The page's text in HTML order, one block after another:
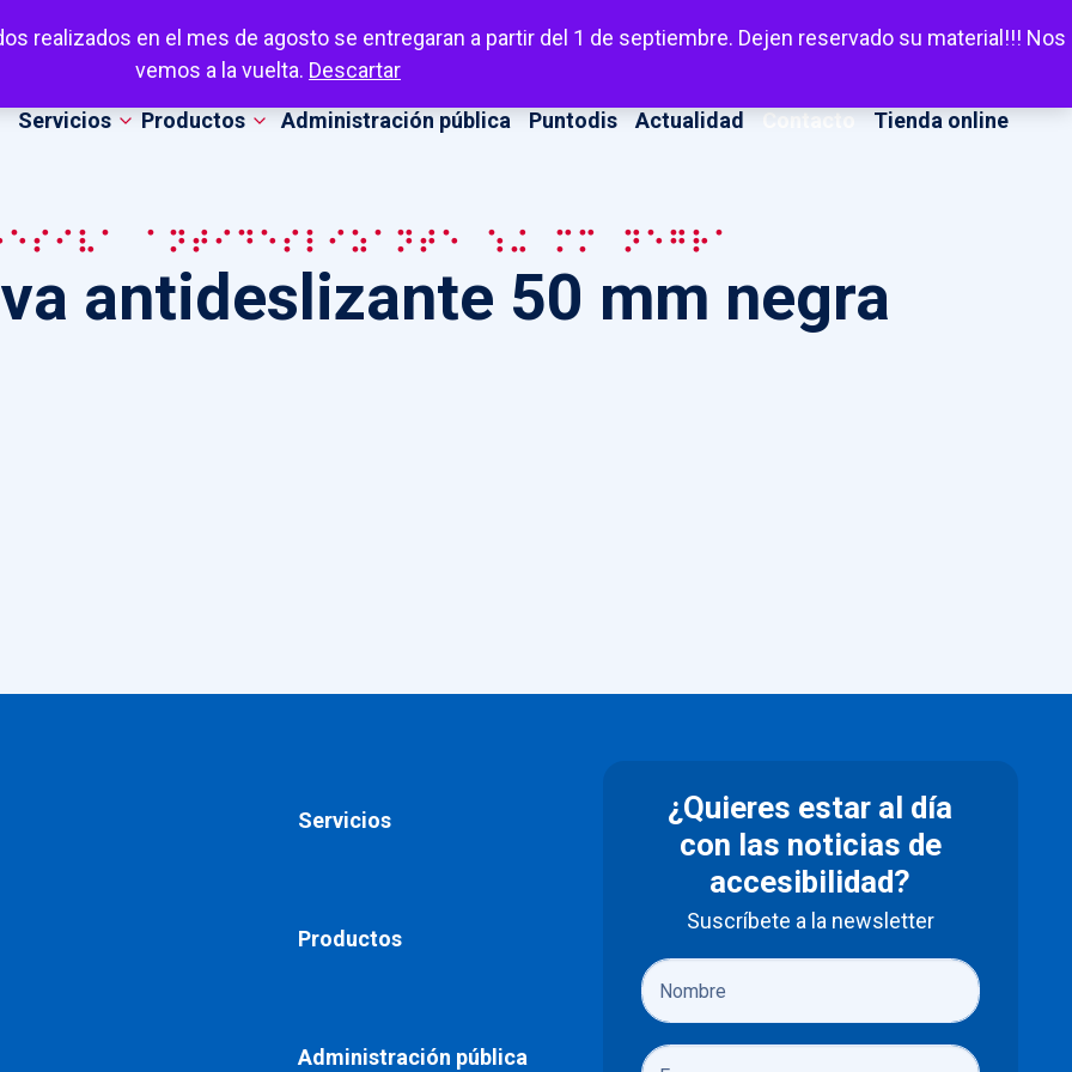
realizados en el mes de agosto se entregaran a partir del 1 de septiembre. Dejen reservado su material!!! Nos
vemos a la vuelta. Descartar
Escuchar
Servicios Productos Administración pública Puntodis Actualidad Contacto Tienda online
antideslizante 50 mm negra
antideslizante 50 mm negra
Servicios
Productos
Administración pública
¿Quieres estar al día
con las noticias de
accesibilidad?
Suscríbete a la newsletter